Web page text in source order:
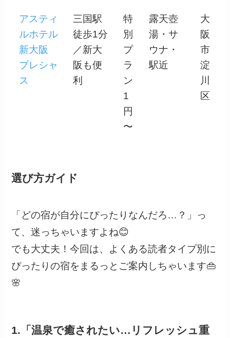
アスティ
ルホテル
新大阪
プレシャ
ス
三国駅
徒歩1分
／新大
阪も便
利
特
別
プ
ラ
ン
1
円
〜
露天壺
湯・サ
ウナ・
駅近
大
阪
市
淀
川
区
選び方ガイド
「どの宿が自分にぴったりなんだろ…？」っ
て、迷っちゃいますよね😊
でも大丈夫！今回は、よくある読者タイプ別に
ぴったりの宿をまるっとご案内しちゃいます👜
🌸
1.「温泉で癒されたい…リフレッシュ重